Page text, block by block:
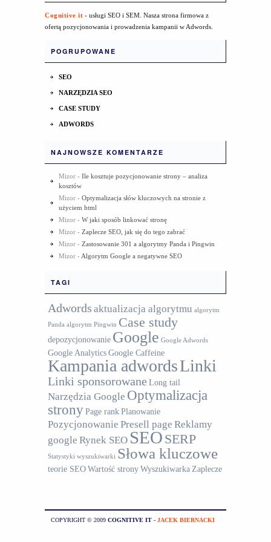
Cognitive it - usługi SEO i SEM. Nasza strona firmowa z
ofertą pozycjonowania i prowadzenia kampanii w Adwords.
POGRUPOWANE
SEO
NARZĘDZIA SEO
CASE STUDY
ADWORDS
NAJNOWSZE KOMENTARZE
Mizor - Ile kosztuje pozycjonowanie strony – analiza
kosztów
Mizor - Optymalizacja słów kluczowych na stronie z
użyciem html
Mizor - W jaki sposób linkować stronę
Mizor - Zaplecze SEO, jak się do tego zabrać
Mizor - Zastosowanie 301 a algorytmy Panda i Pingwin
Mizor - Algorytm Google a negatywne SEO
TAGI
Adwords aktualizacja algorytmu algorytm
Panda algorytm Pingwin Case study
depozycjonowanie Google Google Adwords
Google AnalyticsGoogle Caffeine
Kampania adwordsLinki
Linki sponsorowane Long tail
Narzędzia Google Optymalizacja
stronyPage rankPlanowanie
Pozycjonowanie Presell page Reklamy
google Rynek SEO SEO SERP
Statystyki wyszukiwarki Słowa kluczowe
teorie SEOWartość stronyWyszukiwarka Zaplecze
COPYRIGHT © 2009 COGNITIVE IT - JACEK BIERNACKI